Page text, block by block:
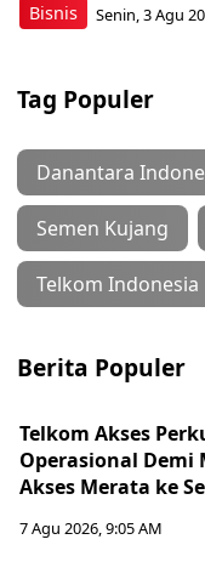
Bisnis Senin, 3 Agu
Tag Populer
Danantara
Semen Kujang
Telkom Indonesia
Berita Populer
Telkom Akses
Operasional Demi
Akses Merata ke
7 Agu 2026, 9:05 AM